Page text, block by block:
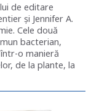
de editare
și Jennifer A.
Cele două
bacterian,
o manieră
de la plante, la